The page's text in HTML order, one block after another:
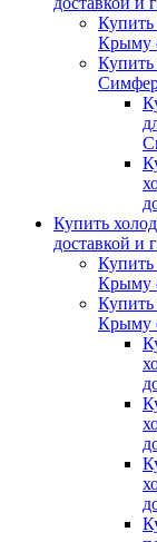
Крыму
Купить
доставкой и
Крыму
Крыму